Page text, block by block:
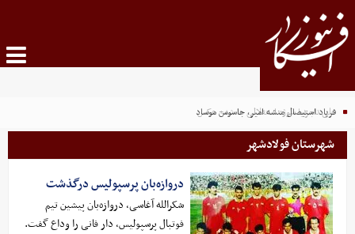
فریاد استیصال منشه امیر، جاسوس موساد
علی تاجرنیا سوژه استقلالی‌ ها شد+ عکس
شهرستان فولادشهر
دروازه‌بان پرسپولیس درگذشت
شکرالله آغاسی، دروازه‌بان پیشین تیم
فوتبال پرسپولیس، دار فانی را وداع گفت.